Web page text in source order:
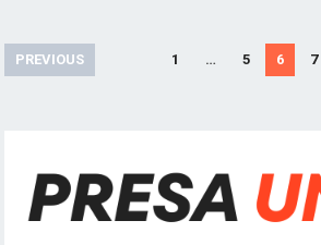
Paginație
articole
PREVIOUS 1 … 5 6 7